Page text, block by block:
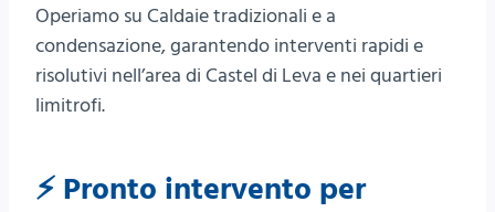
Operiamo su Caldaie tradizionali e a
condensazione, garantendo interventi rapidi e
risolutivi nell’area di Castel di Leva e nei quartieri
limitrofi.
⚡ Pronto intervento per